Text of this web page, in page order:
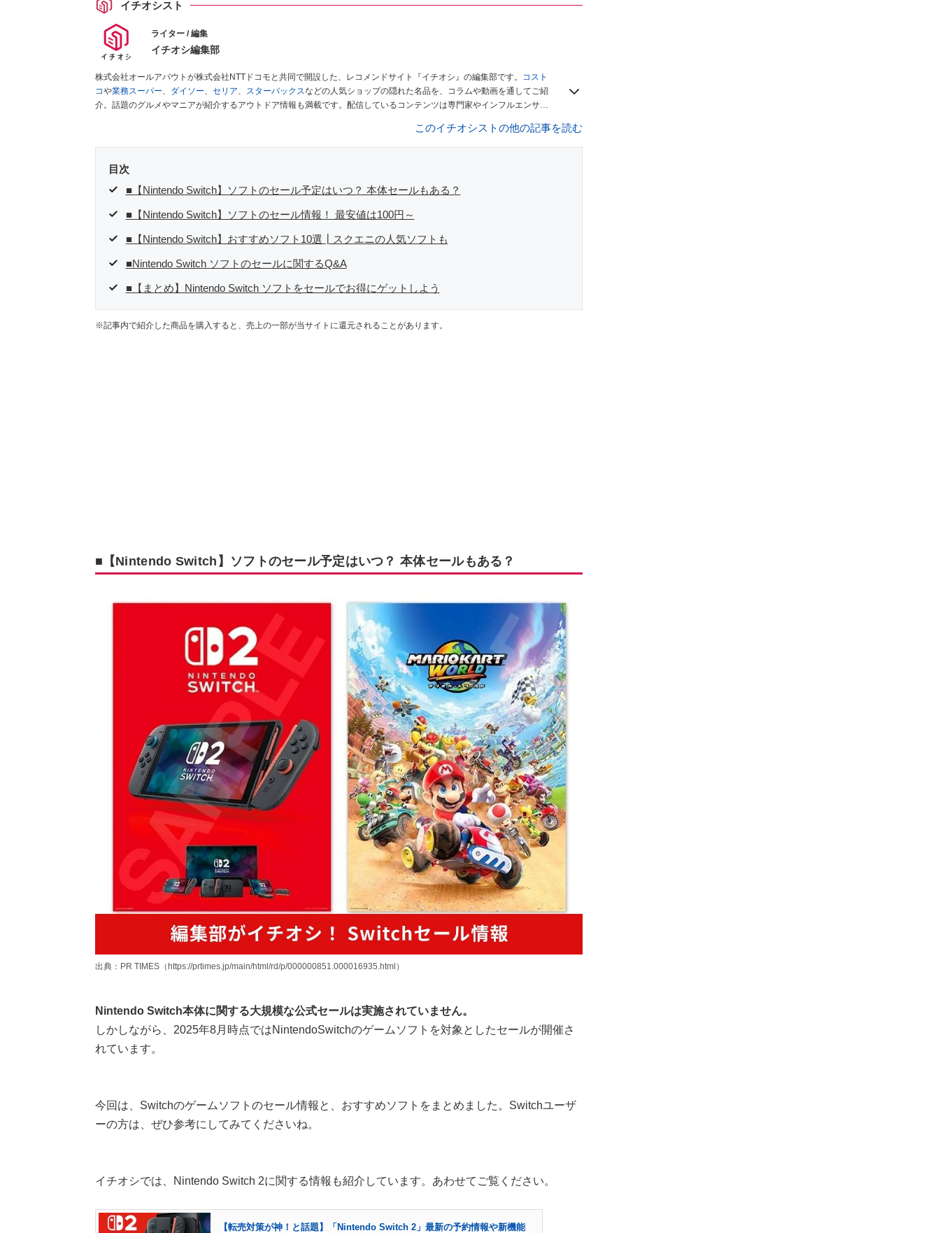
イチオシスト
ライター / 編集
イチオシ編集部
株式会社オールアバウトが株式会社NTTドコモと共同で開設した、レコメンドサイト『イチオシ』の編集部です。
コスト
コや業務スーパー、 ダイソー、 セリア、 スターバックスなどの人気ショップの隠れた名品を、コラムや動画を通してご紹
介。話題のグルメやマニアが紹介するアウトドア情報も満載です。配信しているコンテンツは専門家やインフルエンサー
このイチオシストの他の記事を読む
目次
■【Nintendo Switch】ソフトのセール予定はいつ？ 本体セールもある？
■【Nintendo Switch】ソフトのセール情報！ 最安値は100円～
■【Nintendo Switch】おすすめソフト10選┃スクエニの人気ソフトも
■Nintendo Switch ソフトのセールに関するQ&A
■【まとめ】Nintendo Switch ソフトをセールでお得にゲットしよう
※記事内で紹介した商品を購入すると、売上の一部が当サイトに還元されることがあります。
■【Nintendo Switch】ソフトのセール予定はいつ？ 本体セールもある？
出典：PR TIMES（https://prtimes.jp/main/html/rd/p/000000851.000016935.html）
Nintendo Switch本体に関する大規模な公式セールは実施されていません。
しかしながら、2025年8月時点ではNintendoSwitchのゲームソフトを対象としたセールが開催さ
れています。
今回は、Switchのゲームソフトのセール情報と、おすすめソフトをまとめました。Switchユーザ
ーの方は、ぜひ参考にしてみてくださいね。
イチオシでは、Nintendo Switch 2に関する情報も紹介しています。あわせてご覧ください。
【転売対策が神！と話題】「Nintendo Switch 2」最新の予約情報や新機能